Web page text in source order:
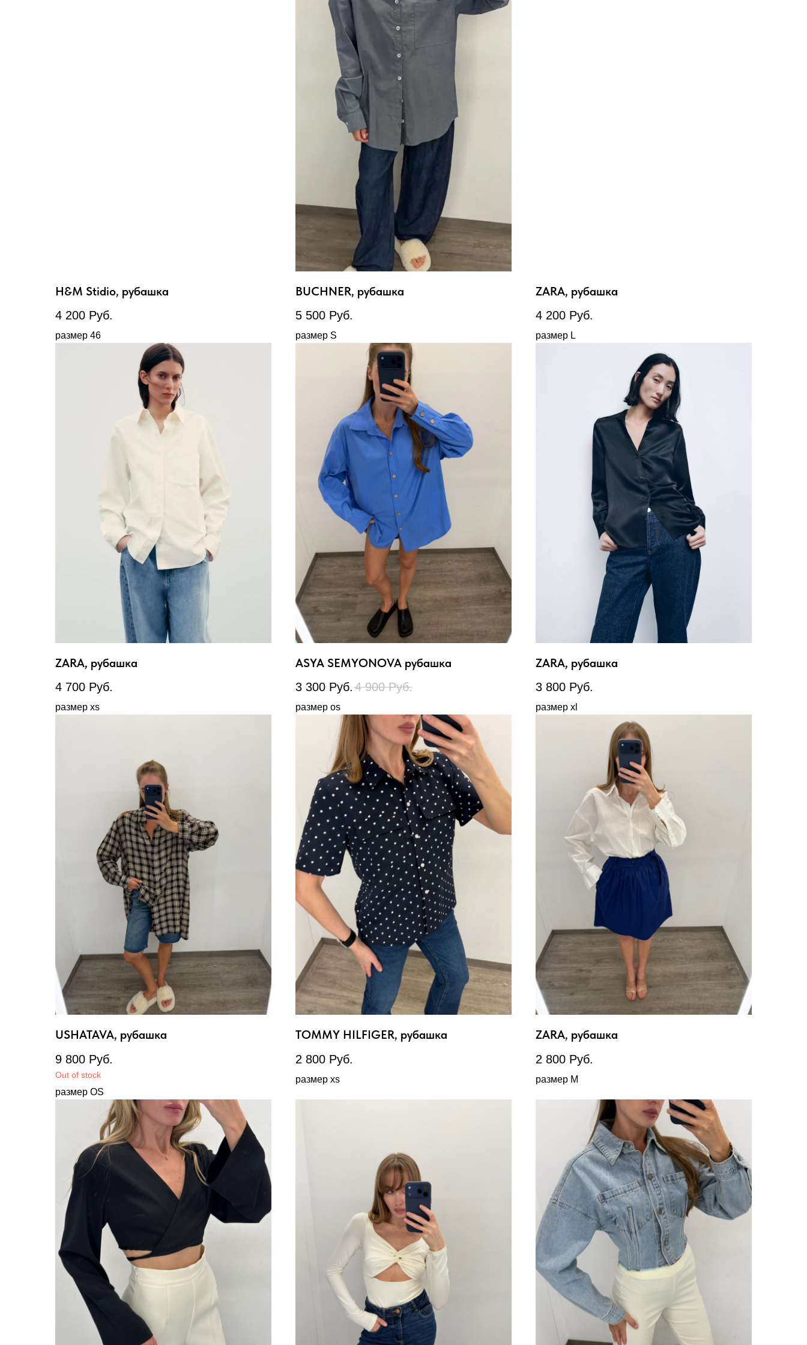
H&M Stidio, рубашка
4 200 Руб.
размер 46
BUCHNER, рубашка
5 500 Руб.
размер S
ZARA, рубашка
4 200 Руб.
размер L
ZARA, рубашка
4 700 Руб.
размер xs
ASYA SEMYONOVA рубашка
3 300 Руб. 4 900 Руб.
размер os
ZARA, рубашка
3 800 Руб.
размер xl
USHATAVA, рубашка
9 800 Руб.
Out of stock
размер OS
TOMMY HILFIGER, рубашка
2 800 Руб.
размер xs
ZARA, рубашка
2 800 Руб.
размер М